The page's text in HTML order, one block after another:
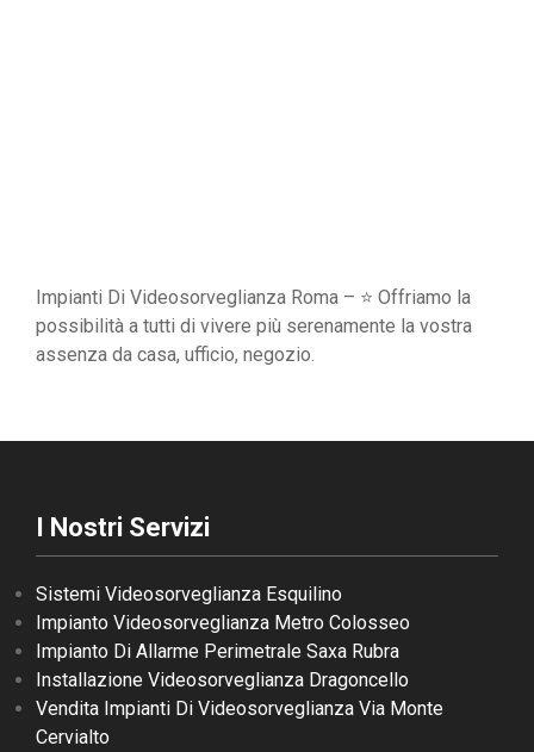
Impianti Di Videosorveglianza Roma – ⭐ Offriamo la
possibilità a tutti di vivere più serenamente la vostra
assenza da casa, ufficio, negozio.
I Nostri Servizi
Sistemi Videosorveglianza Esquilino
Impianto Videosorveglianza Metro Colosseo
Impianto Di Allarme Perimetrale Saxa Rubra
Installazione Videosorveglianza Dragoncello
Vendita Impianti Di Videosorveglianza Via Monte
Cervialto